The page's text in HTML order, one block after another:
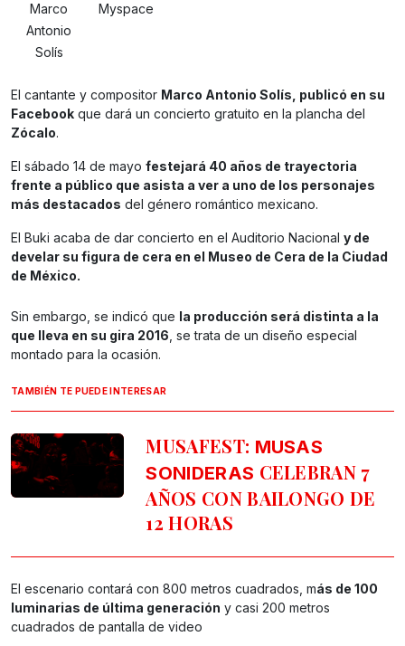
Marco
Antonio
Solís
Myspace
El cantante y compositor Marco Antonio Solís, publicó en su
Facebook que dará un concierto gratuito en la plancha del
Zócalo.
El sábado 14 de mayo festejará 40 años de trayectoria
frente a público que asista a ver a uno de los personajes
más destacados del género romántico mexicano.
El Buki acaba de dar concierto en el Auditorio Nacional y de
develar su figura de cera en el Museo de Cera de la Ciudad
de México.
Sin embargo, se indicó que la producción será distinta a la
que lleva en su gira 2016 , se trata de un diseño especial
montado para la ocasión.
TAMBIÉN TE PUEDE INTERESAR
MUSAFEST: MUSAS
SONIDERAS CELEBRAN 7
AÑOS CON BAILONGO DE
12 HORAS
El escenario contará con 800 metros cuadrados, más de 100
luminarias de última generación y casi 200 metros
cuadrados de pantalla de video